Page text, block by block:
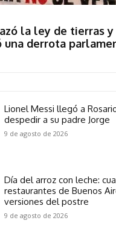
la ley de tierras
una derrota
Lionel Messi llegó a
despedir a su padre Jorge
9 de agosto de 2026
Día del arroz con leche:
restaurantes de Buenos
versiones del postre
9 de agosto de 2026